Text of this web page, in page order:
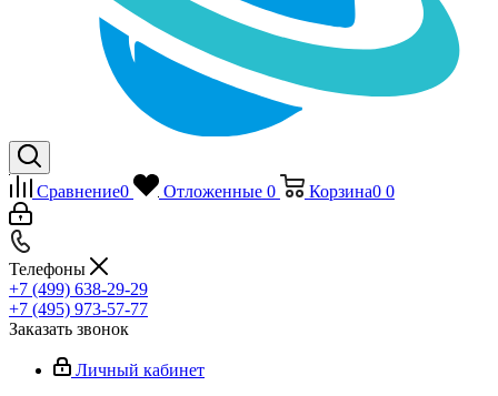
Сравнение0 Отложенные 0 Корзина0 0
Телефоны
+7 (499) 638-29-29
+7 (495) 973-57-77
Заказать звонок
Личный кабинет